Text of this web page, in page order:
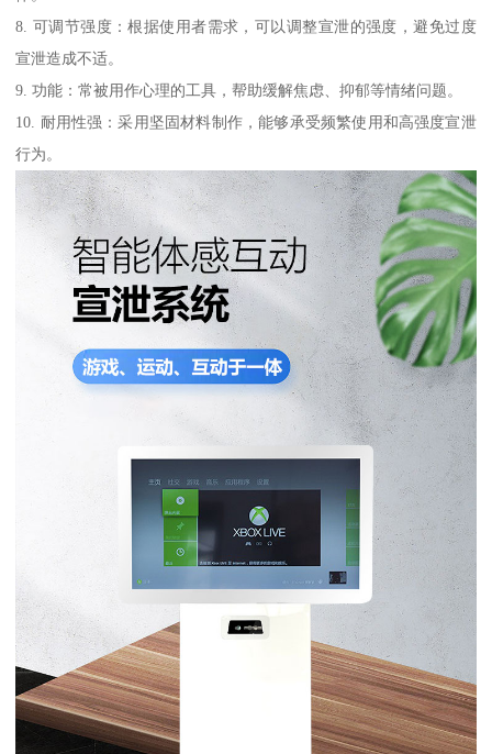
8. 可调节强度：根据使用者需求，可以调整宣泄的强度，避免过度
宣泄造成不适。
9. 功能：常被用作心理的工具，帮助缓解焦虑、抑郁等情绪问题。
10. 耐用性强：采用坚固材料制作，能够承受频繁使用和高强度宣泄
行为。